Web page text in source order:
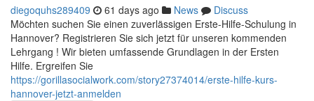
diegoquhs289409 61 days ago News
Discuss
Möchten suchen Sie einen zuverlässigen Erste-Hilfe-Schulung in
Hannover? Registrieren Sie sich jetzt für unseren kommenden
Lehrgang ! Wir bieten umfassende Grundlagen in der Ersten
Hilfe. Ergreifen Sie
https://gorillasocialwork.com/story27374014/erste-hilfe-kurs-
hannover-jetzt-anmelden